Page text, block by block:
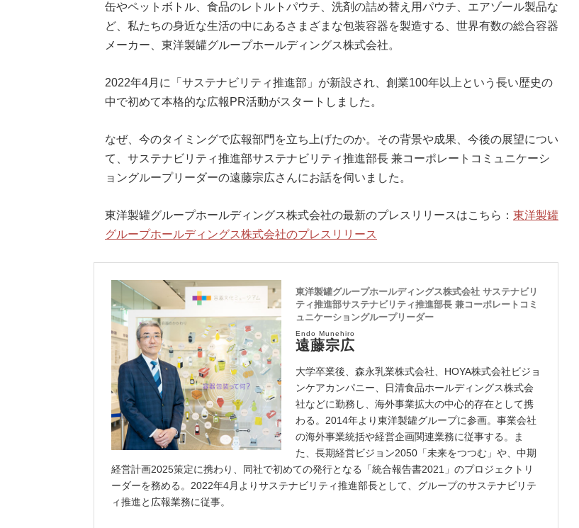
缶やペットボトル、食品のレトルトパウチ、洗剤の詰め替え用パウチ、エアゾール製品な
ど、私たちの身近な生活の中にあるさまざまな包装容器を製造する、世界有数の総合容器
メーカー、東洋製罐グループホールディングス株式会社。
2022年4月に「サステナビリティ推進部」が新設され、創業100年以上という長い歴史の
中で初めて本格的な広報PR活動がスタートしました。
なぜ、今のタイミングで広報部門を立ち上げたのか。その背景や成果、今後の展望につい
て、サステナビリティ推進部サステナビリティ推進部長 兼コーポレートコミュニケーシ
ョングループリーダーの遠藤宗広さんにお話を伺いました。
東洋製罐グループホールディングス株式会社の最新のプレスリリースはこちら： 東洋製罐
グループホールディングス株式会社のプレスリリース
東洋製罐グループホールディングス株式会社 サステナビリ
ティ推進部サステナビリティ推進部長 兼コーポレートコミ
ュニケーショングループリーダー
遠藤宗広
Endo Munehiro
大学卒業後、森永乳業株式会社、HOYA株式会社ビジョ
ンケアカンパニー、日清食品ホールディングス株式会
社などに勤務し、海外事業拡大の中心的存在として携
わる。2014年より東洋製罐グループに参画。事業会社
の海外事業統括や経営企画関連業務に従事する。ま
た、長期経営ビジョン2050「未来をつつむ」や、中期
経営計画2025策定に携わり、同社で初めての発行となる「統合報告書2021」のプロジェクトリ
ーダーを務める。2022年4月よりサステナビリティ推進部長として、グループのサステナビリテ
ィ推進と広報業務に従事。